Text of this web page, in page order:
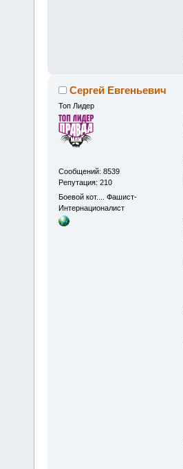
Сергей Евгеньевич
Топ Лидер
Сообщений: 8539
Репутация: 210
Боевой кот.... Фашист-
Интернационалист